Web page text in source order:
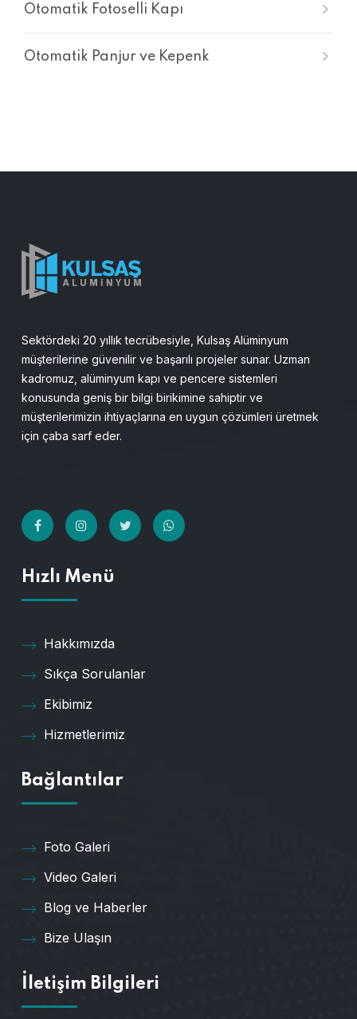
Otomatik Fotoselli Kapı
Otomatik Panjur ve Kepenk
Sektördeki 20 yıllık tecrübesiyle, Kulsaş Alüminyum
müşterilerine güvenilir ve başarılı projeler sunar. Uzman
kadromuz, alüminyum kapı ve pencere sistemleri
konusunda geniş bir bilgi birikimine sahiptir ve
müşterilerimizin ihtiyaçlarına en uygun çözümleri üretmek
için çaba sarf eder.
Hızlı Menü
Hakkımızda
Sıkça Sorulanlar
Ekibimiz
Hizmetlerimiz
Bağlantılar
Foto Galeri
Video Galeri
Blog ve Haberler
Bize Ulaşın
İletişim Bilgileri